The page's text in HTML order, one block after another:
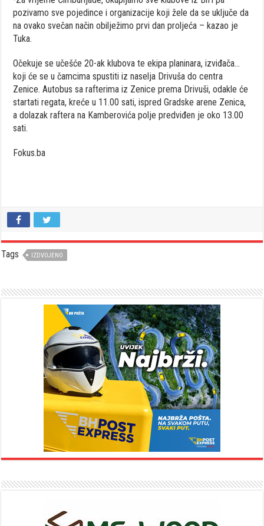
pozivamo sve pojedince i organizacije koji žele da se uključe da
na ovako svečan način obilježimo prvi dan proljeća – kazao je
Tuka.
Očekuje se učešće 20-ak klubova te ekipa planinara, izviđača…
koji će se u čamcima spustiti iz naselja Drivuša do centra
Zenice. Autobus sa rafterima iz Zenice prema Drivuši, odakle će
startati regata, kreće u 11.00 sati, ispred Gradske arene Zenica,
a dolazak raftera na Kamberovića polje predviđen je oko 13.00
sati.
Fokus.ba
Tags IZDVOJENO